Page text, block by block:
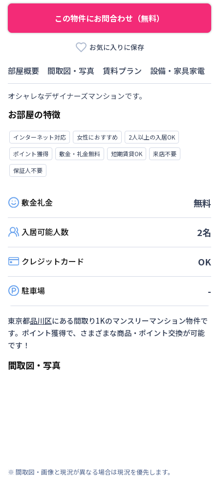
この物件にお問合わせ（無料）
お気に入りに保存
部屋概要 間取図・写真 賃料プラン 設備・家具家電
オシャレなデザイナーズマンションです。
お部屋の特徴
インターネット対応 女性におすすめ
2人以上の入居OK
ポイント獲得
敷金・礼金無料 短期賃貸OK
来店不要
保証人不要
敷金礼金 無料
入居可能人数 2名
クレジットカード OK
駐車場 -
東京都品川区にある間取り1Kのマンスリーマンション物件で
す。ポイント獲得で、さまざまな商品・ポイント交換が可能
です！
間取図・写真
※ 間取図・画像と現況が異なる場合は現況を優先します。